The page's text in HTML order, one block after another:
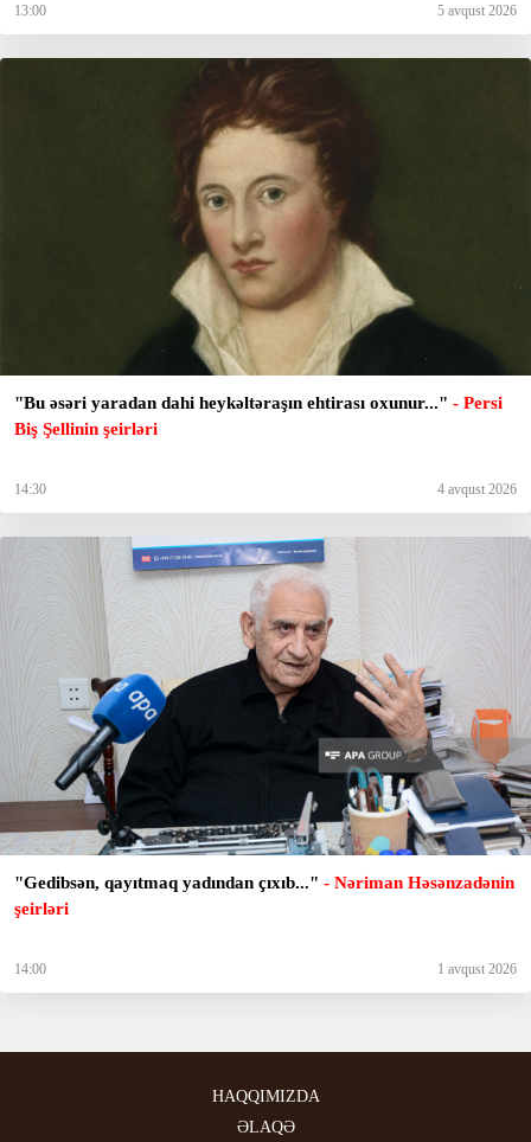
13:00 5 avqust 2026
"Bu əsəri yaradan dahi heykəltəraşın ehtirası oxunur..." - Persi
Biş Şellinin şeirləri
14:30 4 avqust 2026
"Gedibsәn, qayıtmaq yadından çıxıb..." - Nəriman Həsənzadənin
şeirləri
14:00 1 avqust 2026
HAQQIMIZDA
ƏLAQƏ